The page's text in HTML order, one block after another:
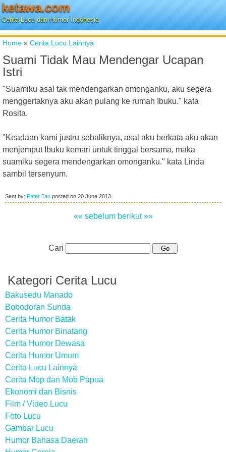
ketawa.com
Cerita Lucu dan Humor Indonesia
Home » Cerita Lucu Lainnya
Suami Tidak Mau Mendengar Ucapan
Istri
"Suamiku asal tak mendengarkan omonganku, aku segera
menggertaknya aku akan pulang ke rumah Ibuku." kata
Rosita.
"Keadaan kami justru sebaliknya, asal aku berkata aku akan
menjemput Ibuku kemari untuk tinggal bersama, maka
suamiku segera mendengarkan omonganku." kata Linda
sambil tersenyum.
Sent by: Peter Tan posted on 20 June 2013
«« sebelum berikut »»
Cari
Kategori Cerita Lucu
Bakusedu Manado
Bobodoran Sunda
Cerita Humor Batak
Cerita Humor Binatang
Cerita Humor Dewasa
Cerita Humor Umum
Cerita Lucu Lainnya
Cerita Mop dan Mob Papua
Ekonomi dan Bisnis
Film / Video Lucu
Foto Lucu
Gambar Lucu
Humor Bahasa Daerah